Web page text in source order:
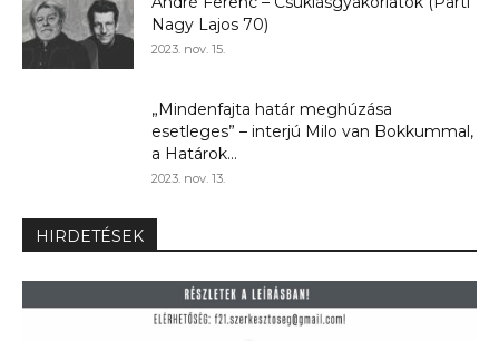
Nagy Lajos 70)
2023. nov. 15.
„Mindenfajta határ meghúzása
esetleges” – interjú Milo van Bokkummal,
a Határok...
2023. nov. 13.
HIRDETÉSEK